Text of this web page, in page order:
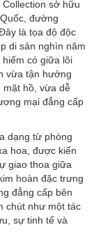
sở hữu
đường
là tọa độ độc
di sản nghìn năm
có giữa lõi
vừa tận hưởng
mặt hồ, vừa dễ
mại đẳng cấp
dạng từ phòng
hoa, được kiến
giao thoa giữa
hoàn đặc trưng
đẳng cấp bên
chút như một tác
sự tinh tế và